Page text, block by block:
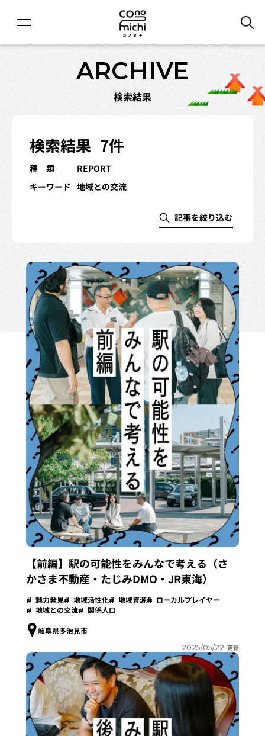
ARCHIVE
検索結果
検索結果 7件
種 類
REPORT
キーワード 地域との交流
記事を絞り込む
【前編】駅の可能性をみんなで考える（さ
かさま不動産・たじみDMO・JR東海）
魅力発見 地域活性化 地域資源
ローカルプレイヤー
地域との交流
関係人口
岐阜県多治見市
2025/05/22 更新